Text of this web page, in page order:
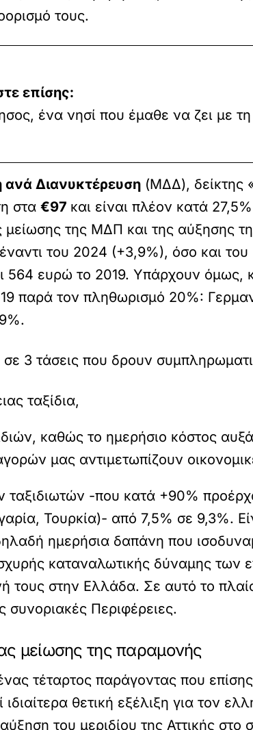
τους.
επίσης:
ένα νησί που έμαθε να ζει με
Διανυκτέρευση (ΜΔΔ), δείκτης
στα €97 και είναι πλέον κατά
μείωσης της ΜΔΠ και της
του 2024 (+3,9%), όσο και
ευρώ το 2019. Υπάρχουν όμως,
παρά τον πληθωρισμό 20%:
3 τάσεις που δρουν
ταξίδια,
καθώς το ημερήσιο κόστος
μας αντιμετωπίζουν
-που κατά +90%
Τουρκία)- από 7,5% σε 9,3%.
ημερήσια δαπάνη που
καταναλωτικής δύναμης των
τους στην Ελλάδα. Σε αυτό το
συνοριακές Περιφέρειες.
μείωσης της παραμονής
τέταρτος παράγοντας που
θετική εξέλιξη για τον
του μεριδίου της Αττικής